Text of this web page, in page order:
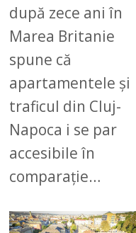
după zece ani în
Marea Britanie
spune că
apartamentele și
traficul din Cluj-
Napoca i se par
accesibile în
comparație…